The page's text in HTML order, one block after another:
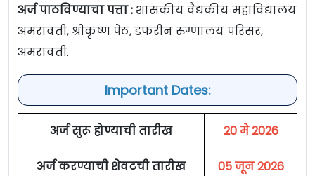
अर्ज पाठविण्याचा पत्ता : शासकीय वैद्यकीय महाविद्यालय
अमरावती, श्रीकृष्ण पेठ, डफरीन रुग्णालय परिसर,
अमरावती.
Important Dates:
अर्ज सुरू होण्याची तारीख 20 मे 2026
अर्ज करण्याची शेवटची तारीख 05 जून 2026